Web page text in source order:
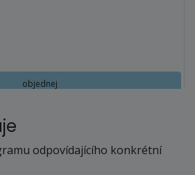
objednej
odpovídajícího konkrétní